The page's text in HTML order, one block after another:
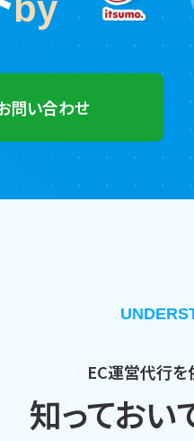
問い合わせ
EC運営代行を
知っておい